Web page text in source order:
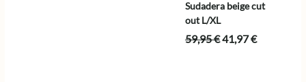
Sudadera beige cut
out L/XL
59,95€El
41,97€El